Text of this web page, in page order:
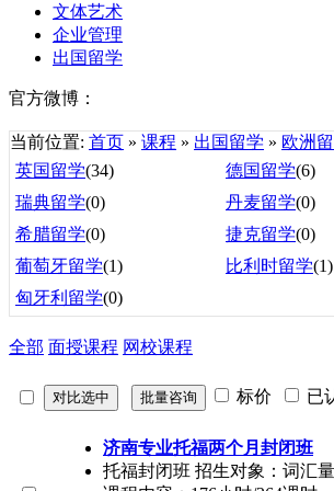
文体艺术
企业管理
出国留学
官方微博：
当前位置: 首页 » 课程 » 出国留学 » 欧洲
英国留学(34) 德国留学(6)
瑞典留学(0) 丹麦留学(0)
希腊留学(0) 捷克留学(0)
葡萄牙留学(1) 比利时留学(1)
匈牙利留学(0)
全部 面授课程 网校课程
标价 已
济南专业托福两个月封闭班
托福封闭班 招生对象：词汇